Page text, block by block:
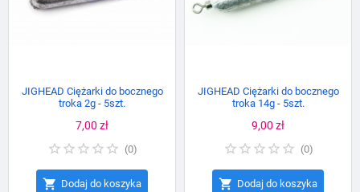
JIGHEAD Ciężarki do bocznego
troka 2g - 5szt.
Cena
7,00 zł
(0)
 Dodaj do koszyka
JIGHEAD Ciężarki do bocznego
troka 14g - 5szt.
Cena
9,00 zł
(0)
 Dodaj do koszyka